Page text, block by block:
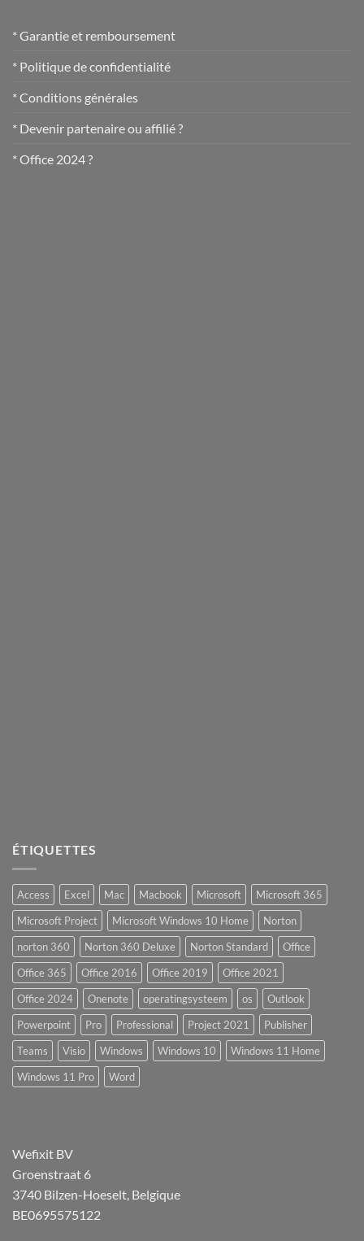
* Garantie et remboursement
* Politique de confidentialité
* Conditions générales
* Devenir partenaire ou affilié ?
* Office 2024 ?
ÉTIQUETTES
Access Excel Mac Macbook Microsoft
Microsoft 365
Microsoft Project
Microsoft Windows 10 Home
Norton
norton 360
Norton 360 Deluxe Norton Standard
Office
Office 365
Office 2016 Office 2019
Office 2021
Office 2024
Onenote operatingsysteem os
Outlook
Powerpoint
Pro Professional Project 2021
Publisher
Teams
Visio Windows Windows 10
Windows 11 Home
Windows 11 Pro
Word
Wefixit BV
Groenstraat 6
3740 Bilzen-Hoeselt, Belgique
BE0695575122